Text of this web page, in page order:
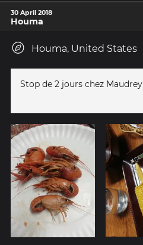
30 April 2018
Houma
Houma, United States
Stop de 2 jours chez Maudrey